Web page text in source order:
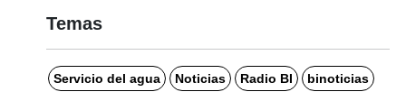
Temas
Servicio del agua Noticias Radio BI binoticias